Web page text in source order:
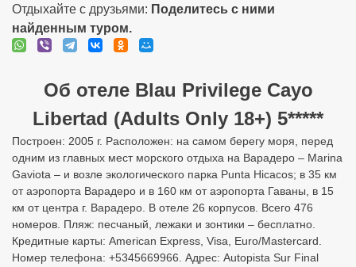
Отдыхайте с друзьями: Поделитесь с ними
найденным туром.
Об отеле Blau Privilege Cayo
Libertad (Adults Only 18+) 5*****
Построен: 2005 г. Расположен: на самом берегу моря, перед
одним из главных мест морского отдыха на Варадеро – Marina
Gaviota – и возле экологического парка Punta Hicacos; в 35 км
от аэропорта Варадеро и в 160 км от аэропорта Гаваны, в 15
км от центра г. Варадеро. В отеле 26 корпусов. Всего 476
номеров. Пляж: песчаный, лежаки и зонтики – бесплатно.
Кредитные карты: American Express, Visa, Euro/Mastercard.
Номер телефона: +5345669966. Адрес: Autopista Sur Final